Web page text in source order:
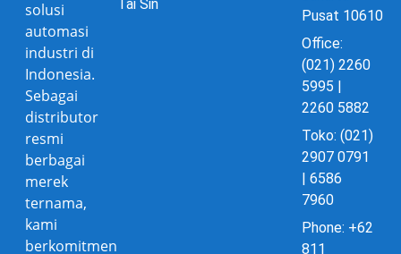
solusi
automasi
industri di
Indonesia.
Sebagai
distributor
resmi
berbagai
merek
ternama,
kami
berkomitmen
Tai Sin
Pusat 10610
Office:
(021) 2260
5995 |
2260 5882
Toko: (021)
2907 0791
| 6586
7960
Phone: +62
811